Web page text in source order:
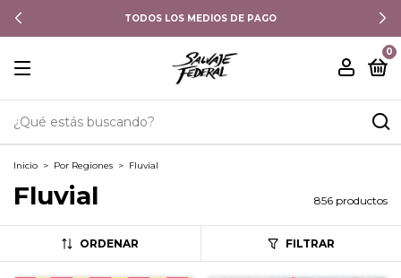
TODOS LOS MEDIOS DE PAGO
0
Inicio > Por Regiones > Fluvial
Fluvial 856 productos
ORDENAR FILTRAR